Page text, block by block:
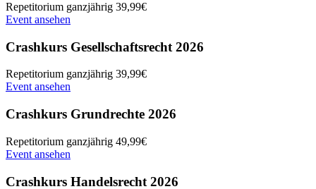
Repetitorium ganzjährig 39,99€
Event ansehen
Crashkurs Gesellschaftsrecht 2026
Repetitorium ganzjährig 39,99€
Event ansehen
Crashkurs Grundrechte 2026
Repetitorium ganzjährig 49,99€
Event ansehen
Crashkurs Handelsrecht 2026